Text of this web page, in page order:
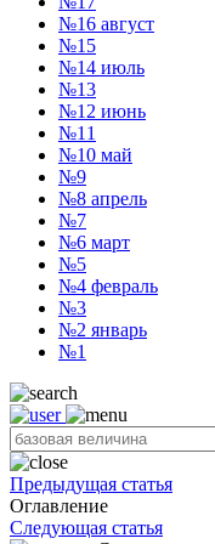
№16 август
№15
№14 июль
№13
№12 июнь
№11
№10 май
№9
№8 апрель
№7
№6 март
№5
№4 февраль
№3
№2 январь
№1
Предыдущая статья
Оглавление
Следующая статья